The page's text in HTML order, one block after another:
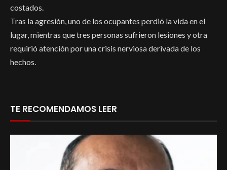
costados.
Tras la agresión, uno de los ocupantes perdió la vida en el
lugar, mientras que tres personas sufrieron lesiones y otra
requirió atención por una crisis nerviosa derivada de los
hechos.
TE RECOMENDAMOS LEER